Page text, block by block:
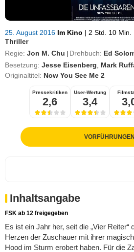
25. August 2016 Im Kino | 2 Std. 10 Min.
Thriller
Regie: Jon M. Chu Drehbuch: Ed
Besetzung: Jesse Eisenberg Mark
Originaltitel: Now You See Me 2
Pressekritiken
2,6
User-Wertung
3,4
VORFÜHRUNGEN
Inhaltsangabe
FSK ab 12 freigegeben
Es ist ein Jahr her, seit die „Vier Reiter“
Herzen der Zuschauer mit ihrer
Hood im Sturm erobert haben. Für die